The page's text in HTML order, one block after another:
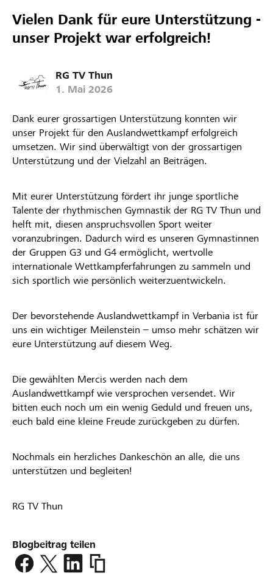
198
Unterstützungen
Vielen Dank für eure Unterstützung -
unser Projekt war erfolgreich!
RG TV Thun
1. Mai 2026
Dank eurer grossartigen Unterstützung konnten wir
unser Projekt für den Auslandwettkampf erfolgreich
umsetzen. Wir sind überwältigt von der grossartigen
Unterstützung und der Vielzahl an Beiträgen.
Mit eurer Unterstützung fördert ihr junge sportliche
Talente der rhythmischen Gymnastik der RG TV Thun und
helft mit, diesen anspruchsvollen Sport weiter
voranzubringen. Dadurch wird es unseren Gymnastinnen
der Gruppen G3 und G4 ermöglicht, wertvolle
internationale Wettkampferfahrungen zu sammeln und
sich sportlich wie persönlich weiterzuentwickeln.
Der bevorstehende Auslandwettkampf in Verbania ist für
uns ein wichtiger Meilenstein – umso mehr schätzen wir
eure Unterstützung auf diesem Weg.
Die gewählten Mercis werden nach dem
Auslandwettkampf wie versprochen versendet. Wir
bitten euch noch um ein wenig Geduld und freuen uns,
euch bald eine kleine Freude zurückgeben zu dürfen.
Nochmals ein herzliches Dankeschön an alle, die uns
unterstützen und begleiten!
RG TV Thun
Blogbeitrag teilen
https://www.lokalhelden.ch/rg-
thun-